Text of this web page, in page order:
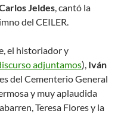
Jeldes, cantó la
del CEILER.
el historiador y
adjuntamos), Iván
del Cementerio General
y muy aplaudida
Teresa Flores y la